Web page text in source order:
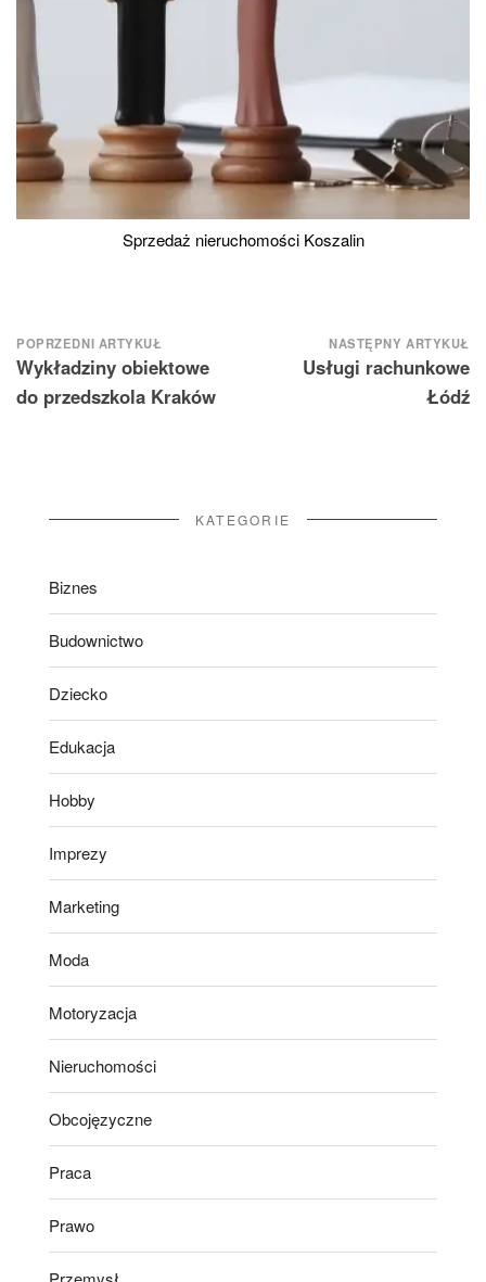
Sprzedaż nieruchomości Koszalin
Nawigacja
wpisu
POPRZEDNI ARTYKUŁ
Wykładziny obiektowe
do przedszkola Kraków
NASTĘPNY ARTYKUŁ
Usługi rachunkowe
Łódź
KATEGORIE
Biznes
Budownictwo
Dziecko
Edukacja
Hobby
Imprezy
Marketing
Moda
Motoryzacja
Nieruchomości
Obcojęzyczne
Praca
Prawo